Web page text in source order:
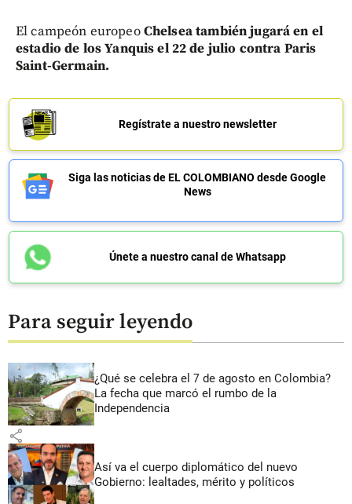
El campeón europeoChelsea también jugará en el
estadio de los Yanquis el 22 de julio contra Paris
Saint-Germain.
Regístrate a nuestro newsletter
Siga las noticias de EL COLOMBIANO desde Google
News
Únete a nuestro canal de Whatsapp
Para seguir leyendo
¿Qué se celebra el 7 de agosto en Colombia?
La fecha que marcó el rumbo de la
Independencia
share
Así va el cuerpo diplomático del nuevo
Gobierno: lealtades, mérito y políticos